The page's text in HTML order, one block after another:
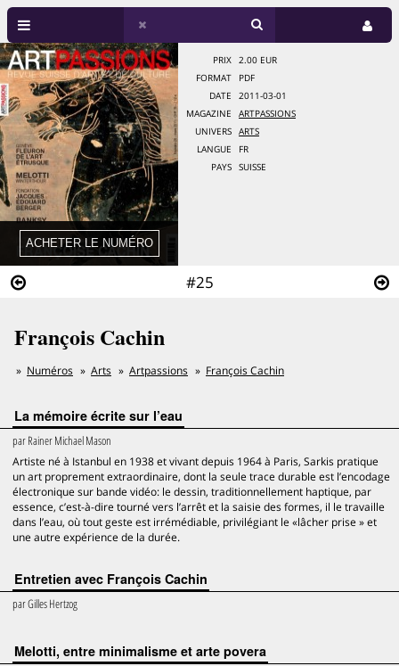
#25
PRIX
2.00 EUR
FORMAT
PDF
DATE
2011-03-01
MAGAZINE
ARTPASSIONS
UNIVERS
ARTS
LANGUE
FR
PAYS
SUISSE
François Cachin
Numéros Arts Artpassions François Cachin
La mémoire écrite sur l’eau
parRainer Michael Mason
Artiste né à Istanbul en 1938 et vivant depuis 1964 à Paris, Sarkis pratique
un art proprement extraordinaire, dont la seule trace durable est l’encodage
électronique sur bande vidéo: le dessin, traditionnellement haptique, par
essence, c’est-à-dire tourné vers l’arrêt et la saisie des formes, il le travaille
dans l’eau, où tout geste est irrémédiable, privilégiant le «lâcher prise » et
une autre expérience de la durée.
Entretien avec François Cachin
parGilles Hertzog
Melotti, entre minimalisme et arte povera